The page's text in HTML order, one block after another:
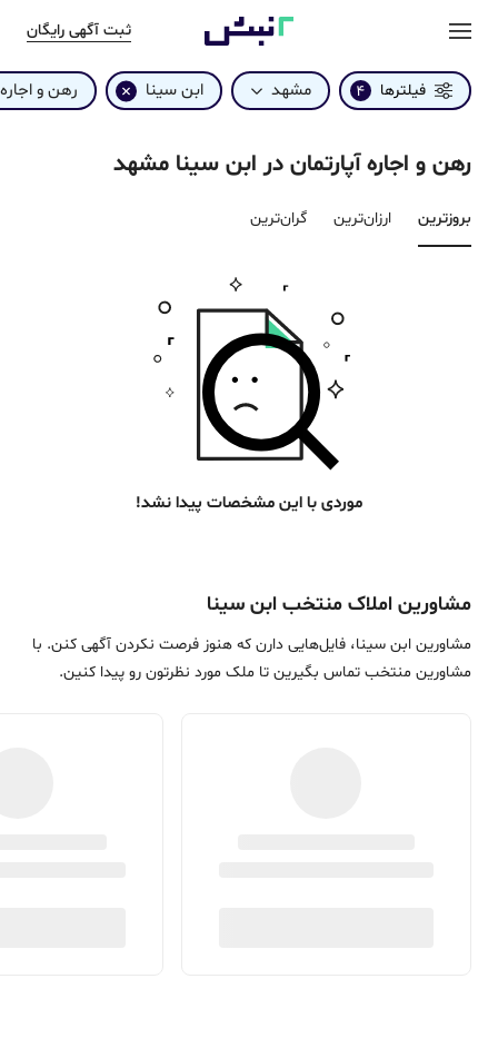
ثبت آگهی رایگان
فیلترها 4 مشهد ابن سینا رهن و اجاره
رهن و اجاره آپارتمان در ابن سینا مشهد
بروزترین‌ ارزان‌ترین گران‌ترین
موردی با این مشخصات پیدا نشد!
مشاورین املاک منتخب ابن سینا
مشاورین ابن سینا، فایل‌هایی دارن که هنوز فرصت نکردن آگهی کنن. با
مشاورین منتخب تماس بگیرین تا ملک مورد نظرتون رو پیدا کنین.